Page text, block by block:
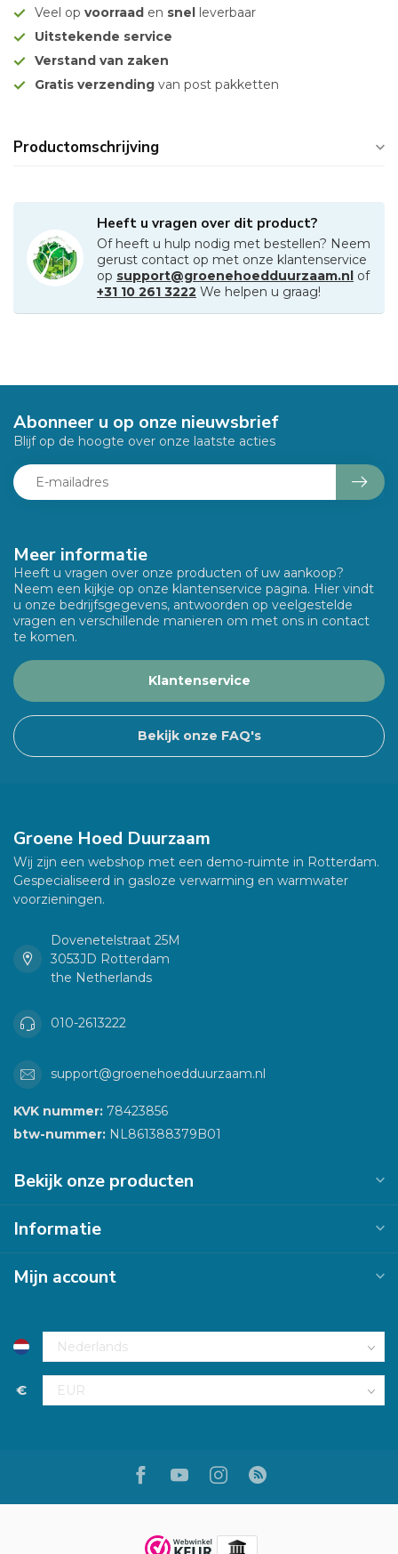
Veel op voorraad en snel leverbaar
Uitstekende service
Verstand van zaken
Gratis verzending van post pakketten
Productomschrijving
Heeft u vragen over dit product?
Of heeft u hulp nodig met bestellen? Neem
gerust contact op met onze klantenservice
op support@groenehoedduurzaam.nl of
+31 10 261 3222 We helpen u graag!
Meer informatie
Heeft u vragen over onze producten of uw aankoop?
Neem een kijkje op onze klantenservice pagina. Hier vindt
u onze bedrijfsgegevens, antwoorden op veelgestelde
vragen en verschillende manieren om met ons in contact
te komen.
Klantenservice
Bekijk onze FAQ's
Abonneer u op onze nieuwsbrief
Blijf op de hoogte over onze laatste acties
Groene Hoed Duurzaam
Wij zijn een webshop met een demo-ruimte in Rotterdam.
Gespecialiseerd in gasloze verwarming en warmwater
voorzieningen.
Dovenetelstraat 25M
3053JD Rotterdam
the Netherlands
010-2613222
support@groenehoedduurzaam.nl
KVK nummer: 78423856
btw-nummer: NL861388379B01
Bekijk onze producten
Informatie
Mijn account
€